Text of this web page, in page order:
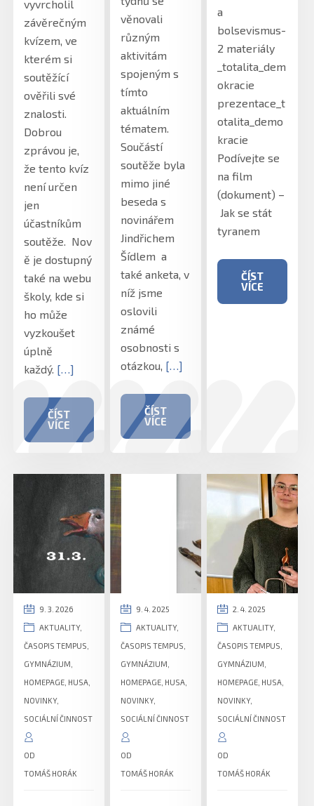
vyvrcholil
závěrečným
kvízem, ve
kterém si
soutěžící
ověřili své
znalosti.
Dobrou
zprávou je,
že tento kvíz
není určen
jen
účastníkům
soutěže. Nov
ě je dostupný
také na webu
školy, kde si
ho může
vyzkoušet
úplně
každý. […]
ČÍST
VÍCE
věnovali
různým
aktivitám
spojeným s
tímto
aktuálním
tématem.
Součástí
soutěže byla
mimo jiné
beseda s
novinářem
Jindřichem
Šídlem a
také anketa, v
níž jsme
oslovili
známé
osobnosti s
otázkou, […]
ČÍST
VÍCE
a
bolsevismus-
2 materiály
_totalita_dem
okracie
prezentace_t
otalita_demo
kracie
Podívejte se
na film
(dokument) –
Jak se stát
tyranem
ČÍST
VÍCE
9. 3. 2026
AKTUALITY,
ČASOPIS TEMPUS
GYMNÁZIUM
HOMEPAGE HUSA
NOVINKY,
SOCIÁLNÍ ČINNOST
OD
TOMÁŠ HORÁK
9. 4. 2025
AKTUALITY,
ČASOPIS TEMPUS
GYMNÁZIUM
HOMEPAGE HUSA
NOVINKY,
SOCIÁLNÍ ČINNOST
OD
TOMÁŠ HORÁK
2. 4. 2025
AKTUALITY,
ČASOPIS TEMPUS
GYMNÁZIUM
HOMEPAGE HUSA
NOVINKY,
SOCIÁLNÍ ČINNOST
OD
TOMÁŠ HORÁK